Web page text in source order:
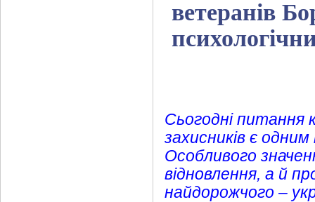
ветеранів
Сьогодні питання
захисників є
Особливого
відновлення, а й
найдорожчого –